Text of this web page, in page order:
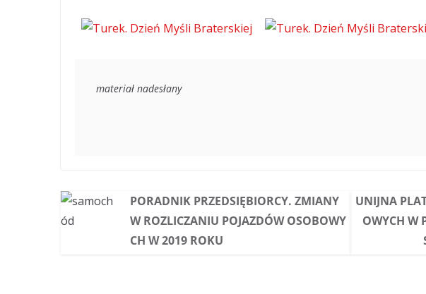
materiał nadesłany
PORADNIK PRZEDSIĘBIORCY. ZMIANY
W ROZLICZANIU POJAZDÓW OSOBOWY
CH W 2019 ROKU
UNIJNA
OWYCH W